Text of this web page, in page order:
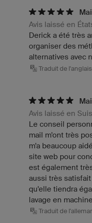
Avis laissé en
Derick a été très
organiser des
alternatives avec
Traduit de l'anglais
Avis laissé en
Le conseil
mail m'ont très
m'a beaucoup
site web pour
est également
aussi très
qu'elle tiendra
lavage en
Traduit de